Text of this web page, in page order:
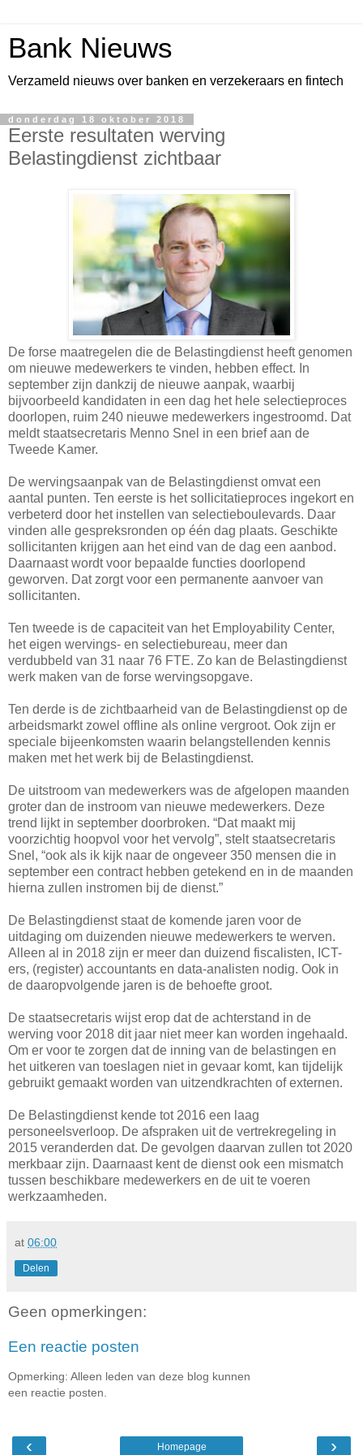
Bank Nieuws
Verzameld nieuws over banken en verzekeraars en fintech
donderdag 18 oktober 2018
Eerste resultaten werving
Belastingdienst zichtbaar
De forse maatregelen die de Belastingdienst heeft genomen
om nieuwe medewerkers te vinden, hebben effect. In
september zijn dankzij de nieuwe aanpak, waarbij
bijvoorbeeld kandidaten in een dag het hele selectieproces
doorlopen, ruim 240 nieuwe medewerkers ingestroomd. Dat
meldt staatsecretaris Menno Snel in een brief aan de
Tweede Kamer.
De wervingsaanpak van de Belastingdienst omvat een
aantal punten. Ten eerste is het sollicitatieproces ingekort en
verbeterd door het instellen van selectieboulevards. Daar
vinden alle gespreksronden op één dag plaats. Geschikte
sollicitanten krijgen aan het eind van de dag een aanbod.
Daarnaast wordt voor bepaalde functies doorlopend
geworven. Dat zorgt voor een permanente aanvoer van
sollicitanten.
Ten tweede is de capaciteit van het Employability Center,
het eigen wervings- en selectiebureau, meer dan
verdubbeld van 31 naar 76 FTE. Zo kan de Belastingdienst
werk maken van de forse wervingsopgave.
Ten derde is de zichtbaarheid van de Belastingdienst op de
arbeidsmarkt zowel offline als online vergroot. Ook zijn er
speciale bijeenkomsten waarin belangstellenden kennis
maken met het werk bij de Belastingdienst.
De uitstroom van medewerkers was de afgelopen maanden
groter dan de instroom van nieuwe medewerkers. Deze
trend lijkt in september doorbroken. “Dat maakt mij
voorzichtig hoopvol voor het vervolg”, stelt staatsecretaris
Snel, “ook als ik kijk naar de ongeveer 350 mensen die in
september een contract hebben getekend en in de maanden
hierna zullen instromen bij de dienst.”
De Belastingdienst staat de komende jaren voor de
uitdaging om duizenden nieuwe medewerkers te werven.
Alleen al in 2018 zijn er meer dan duizend fiscalisten, ICT-
ers, (register) accountants en data-analisten nodig. Ook in
de daaropvolgende jaren is de behoefte groot.
De staatsecretaris wijst erop dat de achterstand in de
werving voor 2018 dit jaar niet meer kan worden ingehaald.
Om er voor te zorgen dat de inning van de belastingen en
het uitkeren van toeslagen niet in gevaar komt, kan tijdelijk
gebruikt gemaakt worden van uitzendkrachten of externen.
De Belastingdienst kende tot 2016 een laag
personeelsverloop. De afspraken uit de vertrekregeling in
2015 veranderden dat. De gevolgen daarvan zullen tot 2020
merkbaar zijn. Daarnaast kent de dienst ook een mismatch
tussen beschikbare medewerkers en de uit te voeren
werkzaamheden.
at 06:00
Delen
Geen opmerkingen:
Een reactie posten
Opmerking: Alleen leden van deze blog kunnen
een reactie posten.
‹ ›
Homepage